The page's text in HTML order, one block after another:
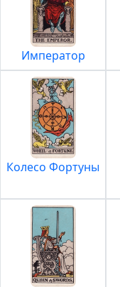
Император
Колесо Фортуны